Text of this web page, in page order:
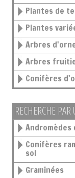
Plantes de
Plantes
Arbres
Arbres
Conifères
RECHERCHE
Andromèdes
Conifères rampants et couvre-
sol
Graminées